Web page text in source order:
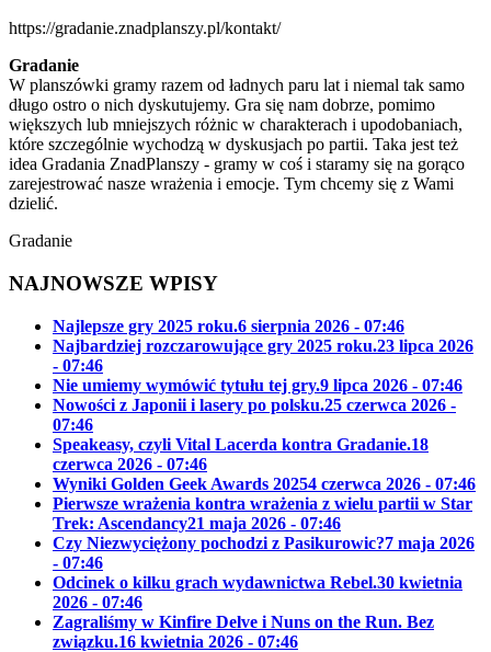
https://gradanie.znadplanszy.pl/kontakt/
Gradanie
W planszówki gramy razem od ładnych paru lat i niemal tak samo
długo ostro o nich dyskutujemy. Gra się nam dobrze, pomimo
większych lub mniejszych różnic w charakterach i upodobaniach,
które szczególnie wychodzą w dyskusjach po partii. Taka jest też
idea Gradania ZnadPlanszy - gramy w coś i staramy się na gorąco
zarejestrować nasze wrażenia i emocje. Tym chcemy się z Wami
dzielić.
Gradanie
NAJNOWSZE WPISY
Najlepsze gry 2025 roku.6 sierpnia 2026 - 07:46
Najbardziej rozczarowujące gry 2025 roku.23 lipca 2026
- 07:46
Nie umiemy wymówić tytułu tej gry.9 lipca 2026 - 07:46
Nowości z Japonii i lasery po polsku.25 czerwca 2026 -
07:46
Speakeasy, czyli Vital Lacerda kontra Gradanie.18
czerwca 2026 - 07:46
Wyniki Golden Geek Awards 20254 czerwca 2026 - 07:46
Pierwsze wrażenia kontra wrażenia z wielu partii w Star
Trek: Ascendancy21 maja 2026 - 07:46
Czy Niezwyciężony pochodzi z Pasikurowic?7 maja 2026
- 07:46
Odcinek o kilku grach wydawnictwa Rebel.30 kwietnia
2026 - 07:46
Zagraliśmy w Kinfire Delve i Nuns on the Run. Bez
związku.16 kwietnia 2026 - 07:46